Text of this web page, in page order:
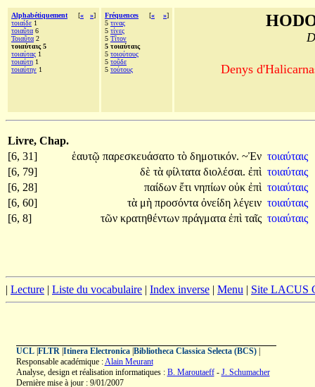
Alphabétiquement [« »]
τοιαίδε 1
τοιαῦτα 6
Τοιαῦτα 2
τοιαύταις 5
τοιαύτας 1
τοιαύτη 1
τοιαύτην 1
Fréquences [« »]
5 τινας
5 τίνες
5 Τῖτον
5 τοιαύταις
5 τοιούτους
5 τοῦδε
5 τούτους Denys
Livre, Chap.
[6, 31]
ἑαυτῷ παρεσκευάσατο τὸ δημοτικόν. ~Ἐν τοιαύταις
[6, 79]
δὲ τὰ φίλτατα διολέσαι. ἐπὶ τοιαύταις
[6, 28]
παίδων ἔτι νηπίων οὐκ ἐπὶ τοιαύταις
[6, 60]
τὰ μὴ προσόντα ὀνείδη λέγειν τοιαύταις
[6, 8]
τῶν κρατηθέντων πράγματα ἐπὶ ταῖς τοιαύταις
| Lecture | Liste du vocabulaire | Index inverse | Menu | Site LACUS
UCL| FLTR| Itinera Electronica| Bibliotheca Classica Selecta (BCS)|
Responsable académique :Alain Meurant
Analyse, design et réalisation informatiques : B. Maroutaeff- J. Schumacher
Dernière mise à jour : 9/01/2007